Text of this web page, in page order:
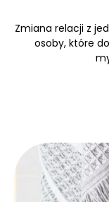
Zmiana relacji z
osoby, które